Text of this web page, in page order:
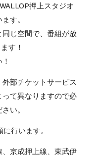
押上スタジオ
す。
じ空間で、番組が放
す！
部チケットサービス
て異なりますので必
い。
行います。
京成押上線、東武伊